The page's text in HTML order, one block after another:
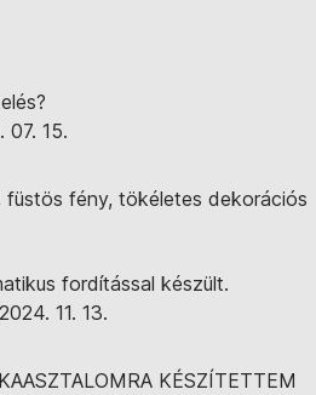
07. 15.
fény, tökéletes dekorációs
fordítással készült.
2024. 11. 13.
KÉSZÍTETTEM